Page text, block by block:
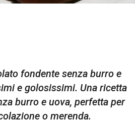
fondente senza burro e
e golosissimi. Una ricetta
burro e uova, perfetta per
o merenda.